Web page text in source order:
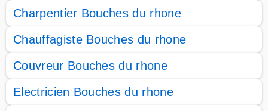
Charpentier Bouches du rhone
Chauffagiste Bouches du rhone
Couvreur Bouches du rhone
Electricien Bouches du rhone